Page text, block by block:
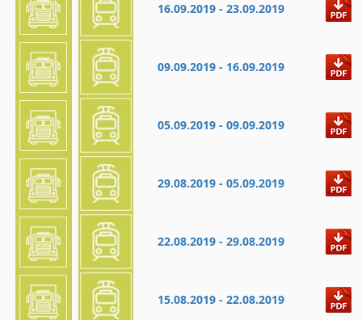
16.09.2019 - 23.09.2019
09.09.2019 - 16.09.2019
05.09.2019 - 09.09.2019
29.08.2019 - 05.09.2019
22.08.2019 - 29.08.2019
15.08.2019 - 22.08.2019